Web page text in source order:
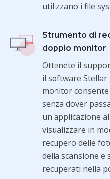
utilizzano i file
Strumento di
doppio monitor
Ottenete il
il software Stellar
monitor
senza dover
un'applicazione
visualizzare in
recupero delle
della scansione e
recuperati nella